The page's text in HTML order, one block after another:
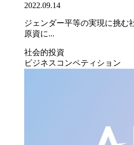
2022.09.14
ジェンダー平等の実現に挑む
原資に...
社会的投資
ビジネスコンペティション